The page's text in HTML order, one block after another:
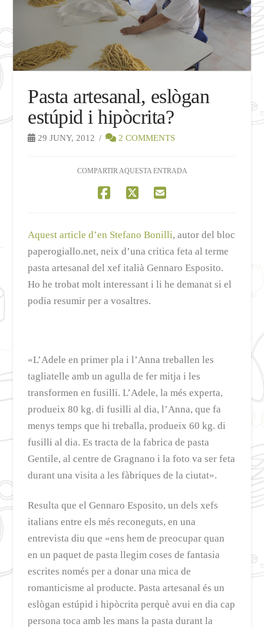
Pasta artesanal, eslògan
estúpid i hipòcrita?
29 JUNY, 2012 2 COMMENTS
COMPARTIR AQUESTA ENTRADA
Aquest article d’en Stefano Bonilli, autor del bloc
paperogiallo.net, neix d’una critica feta al terme
pasta artesanal del xef italià Gennaro Esposito.
Ho he trobat molt interessant i li he demanat si el
podia resumir per a vosaltres.
«L’Adele en primer pla i l’Anna treballen les
tagliatelle amb un agulla de fer mitja i les
transformen en fusilli. L’Adele, la més experta,
produeix 80 kg. di fusilli al dia, l’Anna, que fa
menys temps que hi treballa, produeix 60 kg. di
fusilli al dia. Es tracta de la fabrica de pasta
Gentile, al centre de Gragnano i la foto va ser feta
durant una visita a les fàbriques de la ciutat».
Resulta que el Gennaro Esposito, un dels xefs
italians entre els més reconeguts, en una
entrevista diu que «ens hem de preocupar quan
en un paquet de pasta llegim coses de fantasia
escrites només per a donar una mica de
romanticisme al producte. Pasta artesanal és un
eslògan estúpid i hipòcrita perquè avui en dia cap
persona toca amb les mans la pasta durant la